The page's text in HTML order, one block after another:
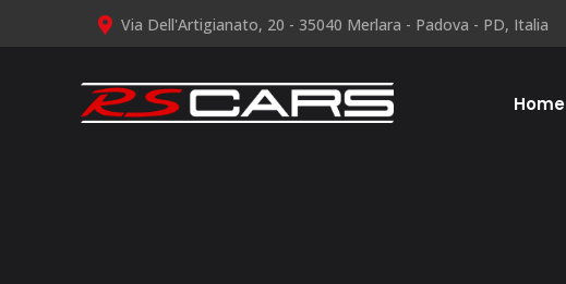
Via Dell'Artigianato, 20 - 35040 Merlara - Padova - PD, Italia
Home